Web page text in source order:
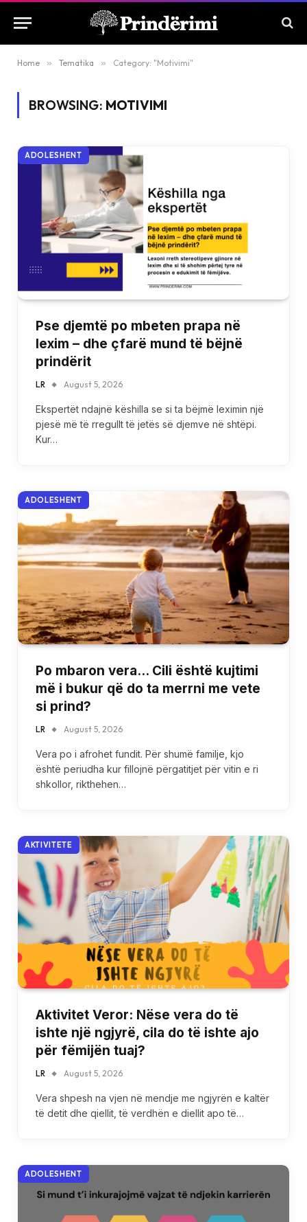
Home » Tematika » Category: "Motivimi"
BROWSING: MOTIVIMI
ADOLESHENT
Pse djemtë po mbeten prapa në
lexim – dhe çfarë mund të bëjnë
prindërit
LR August 5, 2026
Ekspertët ndajnë këshilla se si ta bëjmë leximin një
pjesë më të rregullt të jetës së djemve në shtëpi.
Kur…
ADOLESHENT
Po mbaron vera… Cili është kujtimi
më i bukur që do ta merrni me vete
si prind?
LR August 5, 2026
Vera po i afrohet fundit. Për shumë familje, kjo
është periudha kur fillojnë përgatitjet për vitin e ri
shkollor, rikthehen…
AKTIVITETE
Aktivitet Veror: Nëse vera do të
ishte një ngjyrë, cila do të ishte ajo
për fëmijën tuaj?
LR August 5, 2026
Vera shpesh na vjen në mendje me ngjyrën e kaltër
të detit dhe qiellit, të verdhën e diellit apo të…
ADOLESHENT